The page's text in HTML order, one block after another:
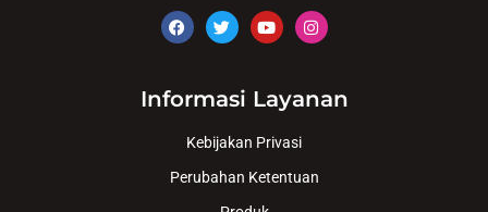
Informasi Layanan
Kebijakan Privasi
Perubahan Ketentuan